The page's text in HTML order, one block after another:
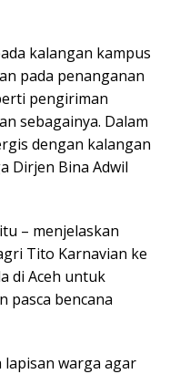
kalangan kampus
pada penanganan
pengiriman
sebagainya. Dalam
dengan kalangan
Dirjen Bina Adwil
– menjelaskan
Tito Karnavian ke
di Aceh untuk
pasca bencana
warga agar